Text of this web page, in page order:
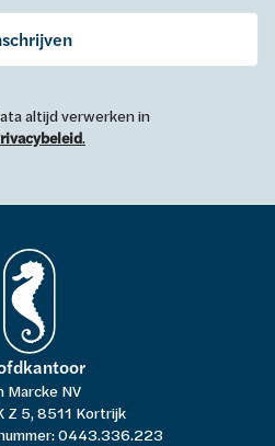
altijd verwerken in
.
Marcke NV
Z 5, 8511 Kortrijk
0443.336.223